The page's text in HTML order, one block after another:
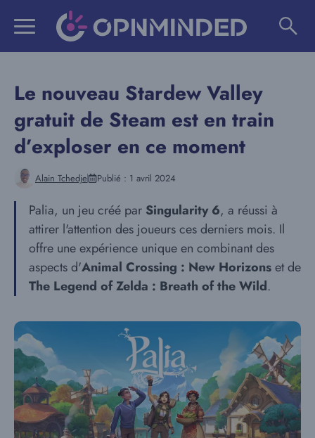
Le nouveau Stardew Valley
gratuit de Steam est en train
d’exploser en ce moment
Alain Tchedje Publié : 1 avril 2024
Palia, un jeu créé par Singularity 6, a réussi à
attirer l'attention des joueurs ces derniers mois. Il
offre une expérience unique en combinant des
aspects d'Animal Crossing : New Horizonset de
The Legend of Zelda : Breath of the Wild.